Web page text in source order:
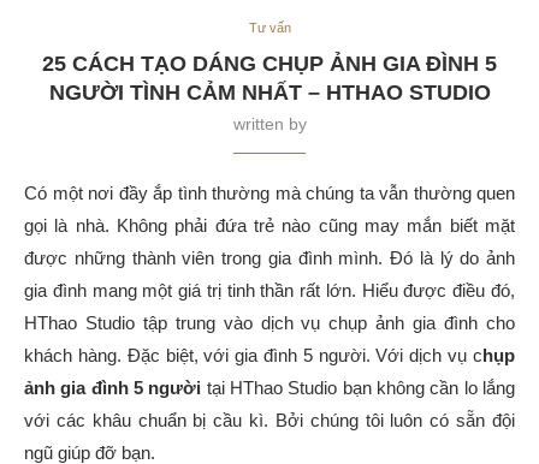
Tư vấn
25 CÁCH TẠO DÁNG CHỤP ẢNH GIA ĐÌNH 5
NGƯỜI TÌNH CẢM NHẤT – HTHAO STUDIO
written by
Có một nơi đầy ắp tình thường mà chúng ta vẫn thường quen
gọi là nhà. Không phải đứa trẻ nào cũng may mắn biết mặt
được những thành viên trong gia đình mình. Đó là lý do ảnh
gia đình mang một giá trị tinh thần rất lớn. Hiểu được điều đó,
HThao Studio tập trung vào dịch vụ chụp ảnh gia đình cho
khách hàng. Đặc biệt, với gia đình 5 người. Với dịch vụ chụp
ảnh gia đình 5 người tại HThao Studio bạn không cần lo lắng
với các khâu chuẩn bị cầu kì. Bởi chúng tôi luôn có sẵn đội
ngũ giúp đỡ bạn.